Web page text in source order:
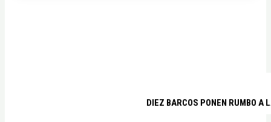
DIEZ BARCOS PONEN RUMBO A